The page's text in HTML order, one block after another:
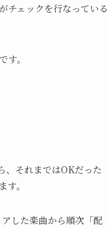
チェックを行なってい
。
、それまではOKだった
。
した楽曲から順次「配